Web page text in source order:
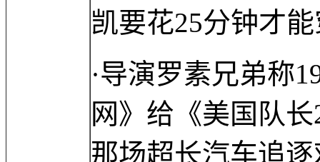
凯要花25分钟才
·导演罗素兄弟称
网》给《美国队
那场超长汽车追